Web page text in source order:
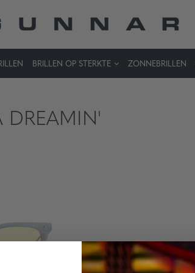
BRILLEN OP STERKTE ZONNEBRILLEN
DREAMIN'